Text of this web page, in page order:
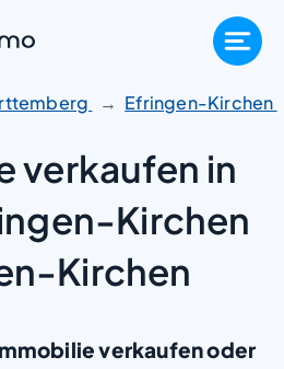
Efringen-Kirchen
verkaufen in
Kirchen
Kirchen
verkaufen oder